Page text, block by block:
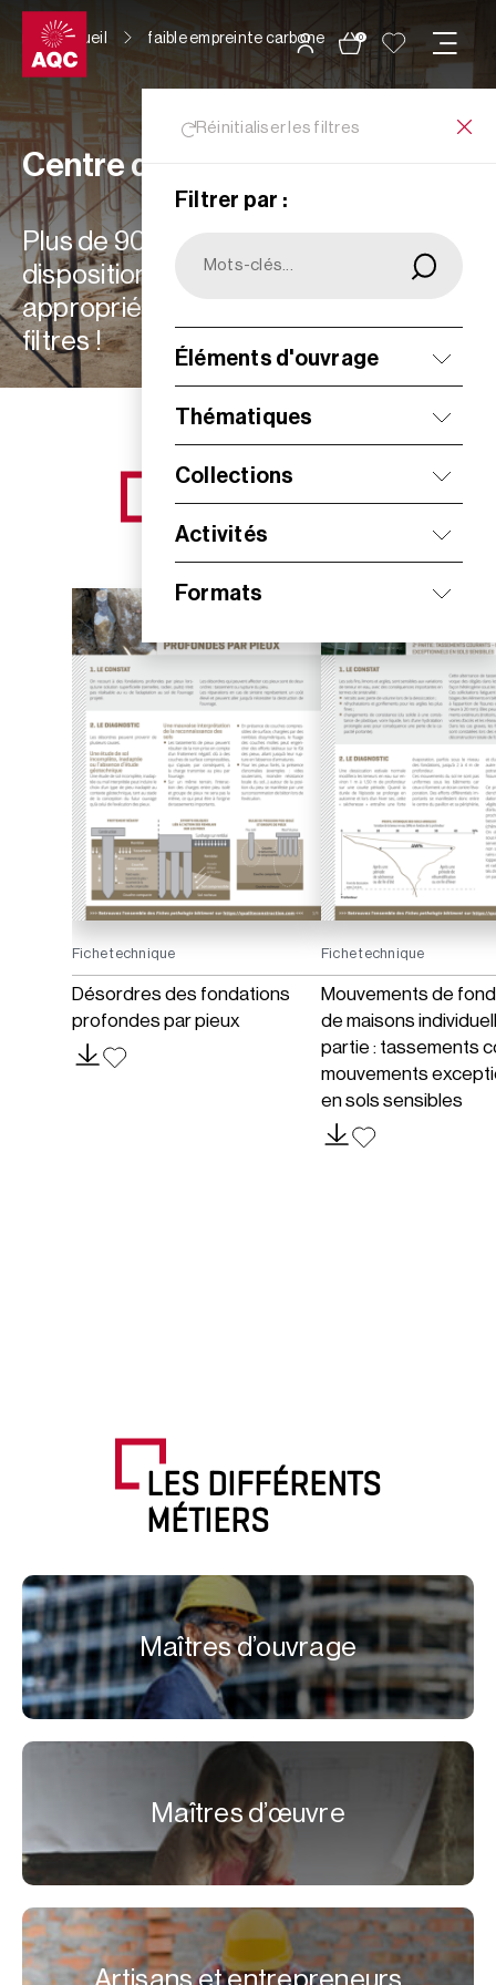
Panneau de gestion des cookies
0
Accueil faible empreinte carbone
Réinitialiser les filtres
Filtrer par :
Éléments d'ouvrage
Thématiques
Collections
Activités
Formats
Centre de ressources
Plus de 900 ressources à votre
disposition : choisissez les plus
appropriées à vos besoins grâce aux
filtres !
NOS NOUVEAUTÉS
Fiche technique
Désordres des fondations
profondes par pieux
Fiche technique
Mouvements de
de maisons
partie : tassements
mouvements
en sols sensibles
LES DIFFÉRENTS
MÉTIERS
Maîtres d’ouvrage
Maîtres d’œuvre
Artisans et entrepreneurs